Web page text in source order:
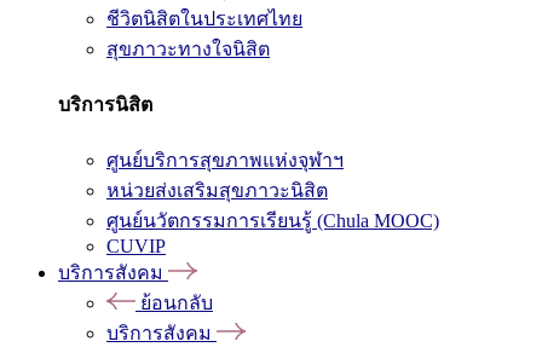
ชีวิตนิสิตในประเทศไทย
สุขภาวะทางใจนิสิต
บริการนิสิต
ศูนย์บริการสุขภาพแห่งจุฬาฯ
หน่วยส่งเสริมสุขภาวะนิสิต
ศูนย์นวัตกรรมการเรียนรู้ (Chula MOOC)
CUVIP
บริการสังคม
ย้อนกลับ
บริการสังคม